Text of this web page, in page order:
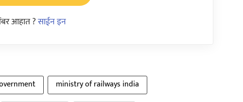
आहात ?साईन इन
ministry of railways india